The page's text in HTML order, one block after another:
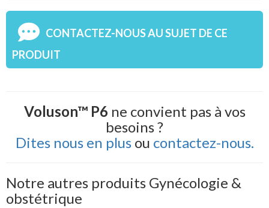
CONTACTEZ-NOUS AU SUJET DE CE
PRODUIT
Voluson™ P6 ne convient pas à vos
besoins ?
Dites nous en plusou contactez-nous.
Notre autres produits Gynécologie &
obstétrique